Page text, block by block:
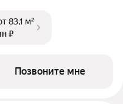
83,1 м²
₽
Позвоните мне